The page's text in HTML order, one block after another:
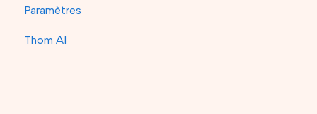
Paramètres
Thom AI